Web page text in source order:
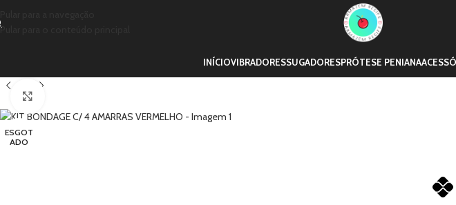
Pular para o conteúdo principal
INÍCIOVIBRADORESSUGADORESPRÓTESE PENIANA
ESGOT
ADO